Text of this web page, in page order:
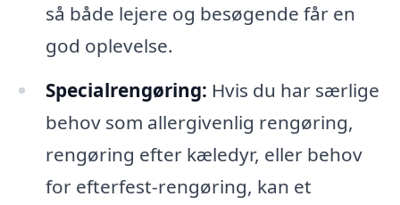
så både lejere og besøgende får en
god oplevelse.
Specialrengøring: Hvis du har særlige
behov som allergivenlig rengøring,
rengøring efter kæledyr, eller behov
for efterfest-rengøring, kan et